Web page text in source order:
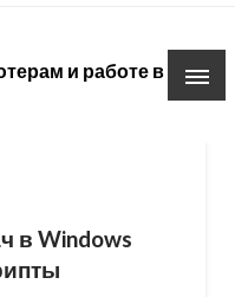
и работе в
в Windows